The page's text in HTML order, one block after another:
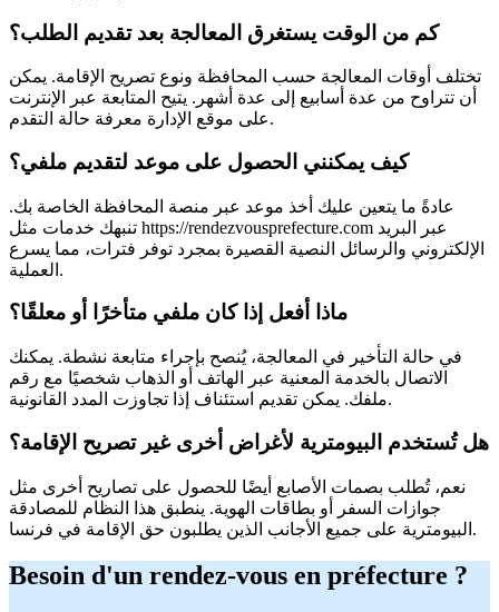
كم من الوقت يستغرق المعالجة بعد تقديم الطلب؟
تختلف أوقات المعالجة حسب المحافظة ونوع تصريح الإقامة. يمكن
أن تتراوح من عدة أسابيع إلى عدة أشهر. يتيح المتابعة عبر الإنترنت
على موقع الإدارة معرفة حالة التقدم.
كيف يمكنني الحصول على موعد لتقديم ملفي؟
عادةً ما يتعين عليك أخذ موعد عبر منصة المحافظة الخاصة بك.
تنبهك خدمات مثل https://rendezvousprefecture.com عبر البريد
الإلكتروني والرسائل النصية القصيرة بمجرد توفر فترات، مما يسرع
العملية.
ماذا أفعل إذا كان ملفي متأخرًا أو معلقًا؟
في حالة التأخير في المعالجة، يُنصح بإجراء متابعة نشطة. يمكنك
الاتصال بالخدمة المعنية عبر الهاتف أو الذهاب شخصيًا مع رقم
ملفك. يمكن تقديم استئناف إذا تجاوزت المدد القانونية.
هل تُستخدم البيومترية لأغراض أخرى غير تصريح الإقامة؟
نعم، تُطلب بصمات الأصابع أيضًا للحصول على تصاريح أخرى مثل
جوازات السفر أو بطاقات الهوية. ينطبق هذا النظام للمصادقة
البيومترية على جميع الأجانب الذين يطلبون حق الإقامة في فرنسا.
Besoin d'un rendez-vous en préfecture ?